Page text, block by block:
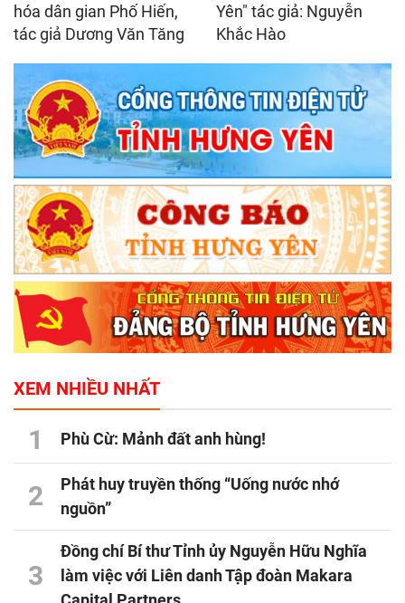
hóa dân gian Phố Hiến,
tác giả Dương Văn Tăng
Yên" tác giả: Nguyễn
Khắc Hào
XEM NHIỀU NHẤT
1 Phù Cừ: Mảnh đất anh hùng!
2
Phát huy truyền thống “Uống nước nhớ
nguồn”
3
Đồng chí Bí thư Tỉnh ủy Nguyễn Hữu Nghĩa
làm việc với Liên danh Tập đoàn Makara